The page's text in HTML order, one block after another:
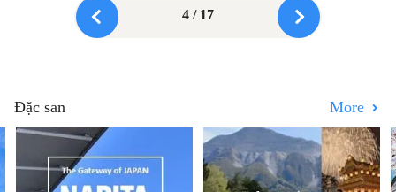
4 / 17
Đặc san More